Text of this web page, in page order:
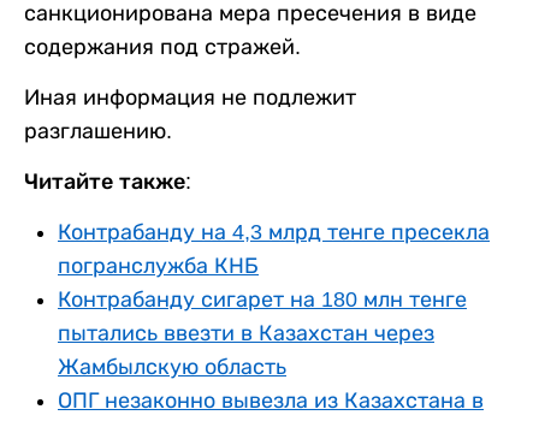
санкционирована мера пресечения в виде
содержания под стражей.
Иная информация не подлежит
разглашению.
Читайте также:
Контрабанду на 4,3 млрд тенге пресекла
погранслужба КНБ
Контрабанду сигарет на 180 млн тенге
пытались ввезти в Казахстан через
Жамбылскую область
ОПГ незаконно вывезла из Казахстана в